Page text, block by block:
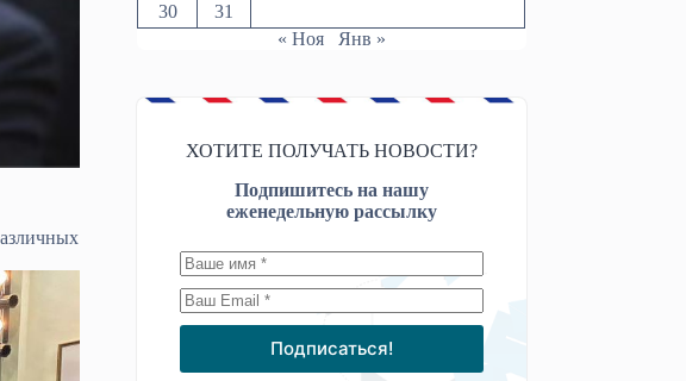
30
31
« Ноя
Янв »
ХОТИТЕ ПОЛУЧАТЬ НОВОСТИ?
Подпишитесь на нашу
еженедельную рассылку
Подписаться!